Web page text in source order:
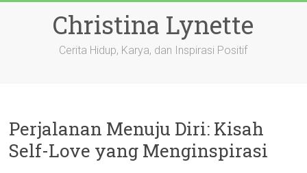
Christina Lynette
Cerita Hidup, Karya, dan Inspirasi Positif
Perjalanan Menuju Diri: Kisah
Self-Love yang Menginspirasi